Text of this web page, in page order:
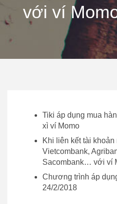
với ví
Tiki áp dụng mua
xì ví Momo
Khi liên kết tài khoản
Vietcombank,
Sacombank… với ví
Chương trình áp
24/2/2018